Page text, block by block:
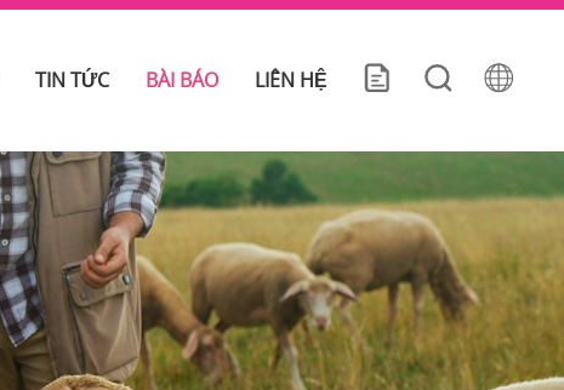
TIN TỨC BÀI BÁO LIÊN HỆ